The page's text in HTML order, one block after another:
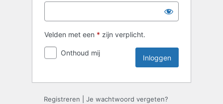
Velden met een * zijn verplicht.
Onthoud mij
Registreren Je wachtwoord vergeten?